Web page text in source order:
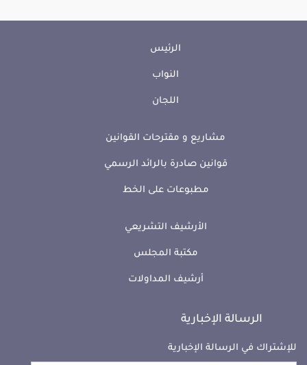
الرئيس
النواب
اللجان
مشاريع و مقترحات القوانين
قوانين صادرة بالرائد الرسمي
مطبوعات على الخط
الأرشيف التشريعي
مكتبة المجلس
أرشيف المداولات
الرسالة الإخبارية
للإشتراك في الرسالة الإخبارية